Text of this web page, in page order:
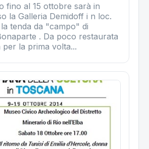
fino al 15 ottobre sarà in
la Galleria Demidoff i n loc.
tenda da "campo" di
. Da poco restaurata
per la prima volta...